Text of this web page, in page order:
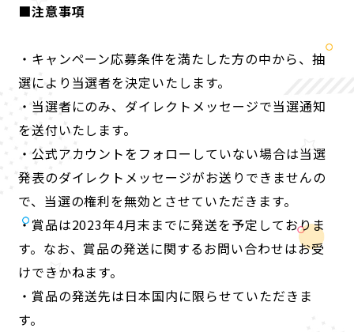
■注意事項
・キャンペーン応募条件を満たした方の中から、抽
選により当選者を決定いたします。
・当選者にのみ、ダイレクトメッセージで当選通知
を送付いたします。
・公式アカウントをフォローしていない場合は当選
発表のダイレクトメッセージがお送りできませんの
で、当選の権利を無効とさせていただきます。
・賞品は2023年4月末までに発送を予定しておりま
す。なお、賞品の発送に関するお問い合わせはお受
けできかねます。
・賞品の発送先は日本国内に限らせていただきま
す。